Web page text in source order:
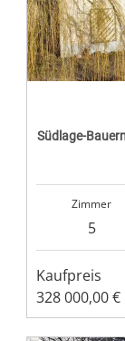
Südlage-
Zimmer
5
Kaufpreis
328 000,00 €